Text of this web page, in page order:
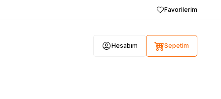
Favorilerim
Hesabım Sepetim